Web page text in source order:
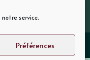
service.
Préférences